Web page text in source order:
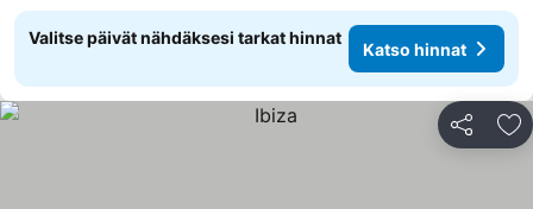
Valitse päivät nähdäksesi tarkat hinnat
Katso hinnat
Jaa